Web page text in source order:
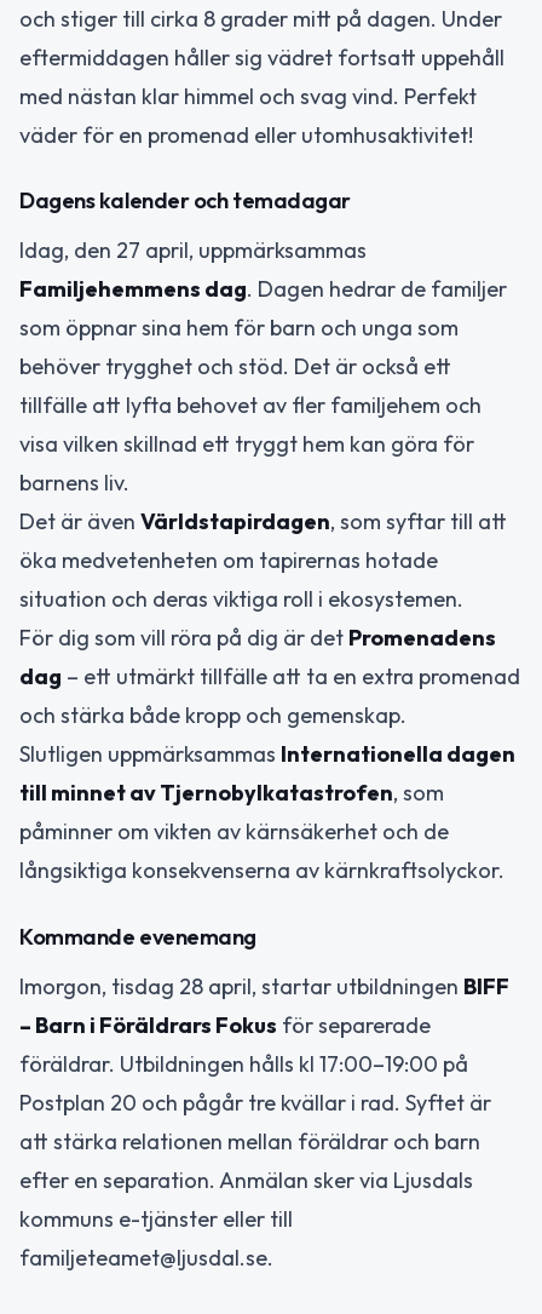
och stiger till cirka 8 grader mitt på dagen. Under
eftermiddagen håller sig vädret fortsatt uppehåll
med nästan klar himmel och svag vind. Perfekt
väder för en promenad eller utomhusaktivitet!
Dagens kalender och temadagar
Idag, den 27 april, uppmärksammas
Familjehemmens dag. Dagen hedrar de familjer
som öppnar sina hem för barn och unga som
behöver trygghet och stöd. Det är också ett
tillfälle att lyfta behovet av fler familjehem och
visa vilken skillnad ett tryggt hem kan göra för
barnens liv.
Det är även Världstapirdagen, som syftar till att
öka medvetenheten om tapirernas hotade
situation och deras viktiga roll i ekosystemen.
För dig som vill röra på dig är det Promenadens
dag – ett utmärkt tillfälle att ta en extra promenad
och stärka både kropp och gemenskap.
Slutligen uppmärksammas Internationella dagen
till minnet av Tjernobylkatastrofen, som
påminner om vikten av kärnsäkerhet och de
långsiktiga konsekvenserna av kärnkraftsolyckor.
Kommande evenemang
Imorgon, tisdag 28 april, startar utbildningen BIFF
– Barn i Föräldrars Fokus för separerade
föräldrar. Utbildningen hålls kl 17:00–19:00 på
Postplan 20 och pågår tre kvällar i rad. Syftet är
att stärka relationen mellan föräldrar och barn
efter en separation. Anmälan sker via Ljusdals
kommuns e-tjänster eller till
familjeteamet@ljusdal.se.